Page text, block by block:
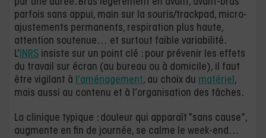
par une durée. Bras légèrement en avant, avant-bras
parfois sans appui, main sur la souris/trackpad, micro-
ajustements permanents, respiration plus haute,
attention soutenue… et surtout faible variabilité.
L’INRS insiste sur un point clé : pour prévenir les effets
du travail sur écran (au bureau ou à domicile), il faut
être vigilant à l’aménagement, au choix du matériel,
mais aussi au contenu et à l’organisation des tâches.
La clinique typique : douleur qui apparaît “sans cause”,
augmente en fin de journée, se calme le week-end…